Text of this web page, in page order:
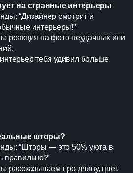
на странные интерьеры
“Дизайнер смотрит и
интерьеры!”
реакция на фото неудачных или
тебя удивил больше
шторы?
“Шторы — это 50% уюта в
правильно?”
рассказываем про длину, цвет,